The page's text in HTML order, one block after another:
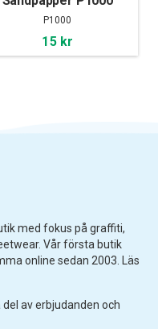
P1000
15 kr
med fokus på graffiti,
Vår första butik
online sedan 2003. Läs
av erbjudanden och